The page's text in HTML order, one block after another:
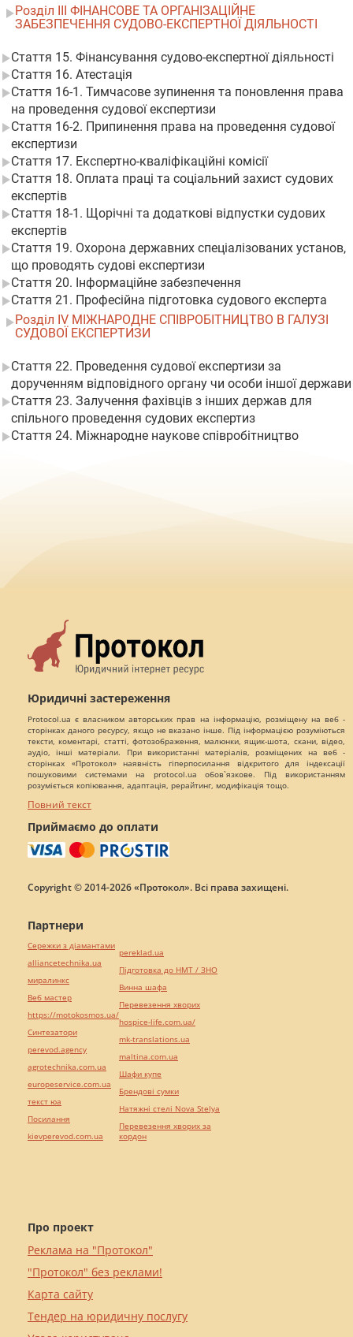
Розділ III ФІНАНСОВЕ ТА ОРГАНІЗАЦІЙНЕ
ЗАБЕЗПЕЧЕННЯ СУДОВО-ЕКСПЕРТНОЇ ДІЯЛЬНОСТІ
Стаття 15. Фінансування судово-експертної діяльності
Стаття 16. Атестація
Стаття 16-1. Тимчасове зупинення та поновлення права
на проведення судової експертизи
Стаття 16-2. Припинення права на проведення судової
експертизи
Стаття 17. Експертно-кваліфікаційні комісії
Стаття 18. Оплата праці та соціальний захист судових
експертів
Стаття 18-1. Щорічні та додаткові відпустки судових
експертів
Стаття 19. Охорона державних спеціалізованих установ,
що проводять судові експертизи
Стаття 20. Інформаційне забезпечення
Стаття 21. Професійна підготовка судового експерта
Розділ IV МІЖНАРОДНЕ СПІВРОБІТНИЦТВО В ГАЛУЗІ
СУДОВОЇ ЕКСПЕРТИЗИ
Стаття 22. Проведення судової експертизи за
дорученням відповідного органу чи особи іншої держави
Стаття 23. Залучення фахівців з інших держав для
спільного проведення судових експертиз
Стаття 24. Міжнародне наукове співробітництво
Юридичні застереження
Protocol.ua є власником авторських прав на інформацію, розміщену на веб -
сторінках даного ресурсу, якщо не вказано інше. Під інформацією розуміються
тексти, коментарі, статті, фотозображення, малюнки, ящик-шота, скани, відео,
аудіо, інші матеріали. При використанні матеріалів, розміщених на веб -
сторінках «Протокол» наявність гіперпосилання відкритого для індексації
пошуковими системами на protocol.ua обов`язкове. Під використанням
розуміється копіювання, адаптація, рерайтинг, модифікація тощо.
Повний текст
Приймаємо до оплати
Copyright © 2014-2026 «Протокол». Всі права захищені.
Про проект
Реклама на "Протокол"
"Протокол" без реклами!
Карта сайту
Тендер на юридичну послугу
Партнери
Сережки з діамантами
alliancetechnika.ua
миралинкс
Веб мастер
https://motokosmos.ua/
Синтезатори
perevod.agency
agrotechnika.com.ua
europeservice.com.ua
текст юа
Посилання
kievperevod.com.ua
pereklad.ua
Підготовка до НМТ / ЗНО
Винна шафа
Перевезення хворих
hospice-life.com.ua/
mk-translations.ua
maltina.com.ua
Шафи купе
Брендові сумки
Натяжні стелі Nova Stelya
Перевезення хворих за
кордон